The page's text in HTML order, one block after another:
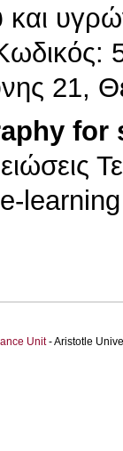
21,
for
e-
Unit- Aristotle